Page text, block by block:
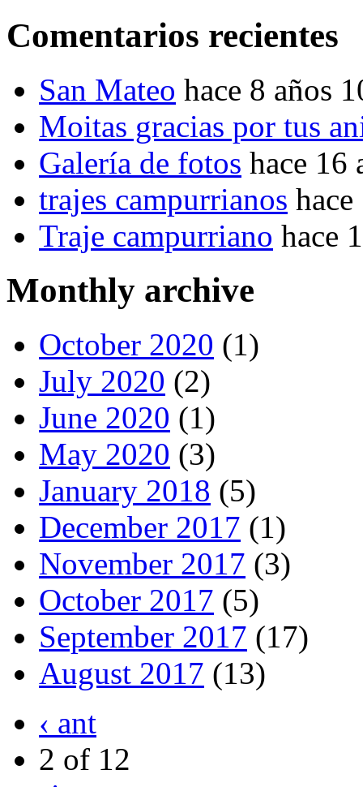
Comentarios recientes
San Mateo hace 8 años
Moitas gracias por tus
Galería de fotos hace 16
trajes campurrianos
Traje campurriano hace
Monthly archive
October 2020 (1)
July 2020 (2)
June 2020 (1)
May 2020 (3)
January 2018 (5)
December 2017 (1)
November 2017 (3)
October 2017 (5)
September 2017 (17)
August 2017 (13)
‹ ant
2 of 12